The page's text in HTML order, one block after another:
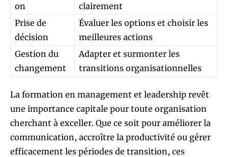
on
clairement
Prise de
décision
Évaluer les options et choisir les
meilleures actions
Gestion du
changement
Adapter et surmonter les
transitions organisationnelles
La formation en management et leadership revêt
une importance capitale pour toute organisation
cherchant à exceller. Que ce soit pour améliorer la
communication, accroître la productivité ou gérer
efficacement les périodes de transition, ces